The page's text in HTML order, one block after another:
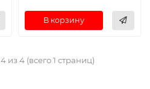
В корзину
из 4 (всего 1 страниц)